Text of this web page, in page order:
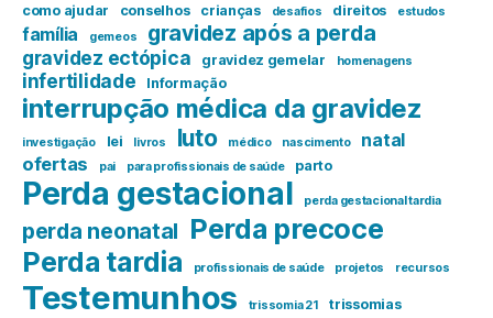
como ajudar conselhos crianças desafios direitos estudos
família gemeos gravidez após a perda
gravidez ectópica gravidez gemelar homenagens
infertilidade Informação
interrupção médica da gravidez
investigação lei livros luto médico nascimento natal
ofertas pai para profissionais de saúde parto
Perda gestacional perda gestacional tardia
perda neonatal Perda precoce
Perda tardia
profissionais de saúde projetos recursos
Testemunhos trissomia 21 trissomias